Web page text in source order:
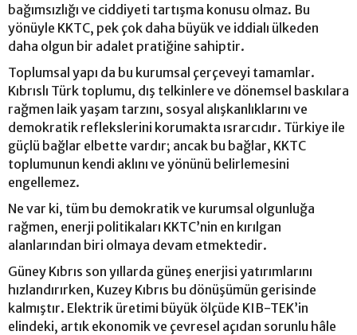
bağımsızlığı ve ciddiyeti tartışma konusu olmaz. Bu
yönüyle KKTC, pek çok daha büyük ve iddialı ülkeden
daha olgun bir adalet pratiğine sahiptir.
Toplumsal yapı da bu kurumsal çerçeveyi tamamlar.
Kıbrıslı Türk toplumu, dış telkinlere ve dönemsel baskılara
rağmen laik yaşam tarzını, sosyal alışkanlıklarını ve
demokratik reflekslerini korumakta ısrarcıdır. Türkiye ile
güçlü bağlar elbette vardır; ancak bu bağlar, KKTC
toplumunun kendi aklını ve yönünü belirlemesini
engellemez.
Ne var ki, tüm bu demokratik ve kurumsal olgunluğa
rağmen, enerji politikaları KKTC’nin en kırılgan
alanlarından biri olmaya devam etmektedir.
Güney Kıbrıs son yıllarda güneş enerjisi yatırımlarını
hızlandırırken, Kuzey Kıbrıs bu dönüşümün gerisinde
kalmıştır. Elektrik üretimi büyük ölçüde KIB-TEK’in
elindeki, artık ekonomik ve çevresel açıdan sorunlu hâle